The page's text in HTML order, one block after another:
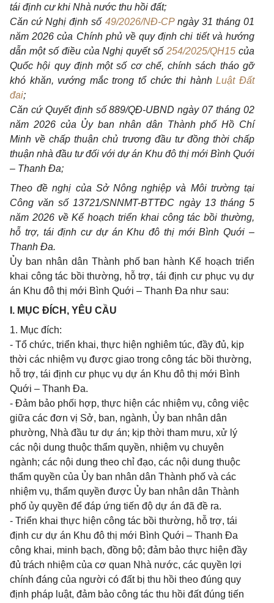
tái định cư khi Nhà nước thu hồi đất;
Căn cứ Nghị định số 49/2026/NĐ-CPngày 31 tháng 01
năm 2026 của Chính phủ về quy định chi tiết và hướng
dẫn một số điều của Nghị quyết số254/2025/QH15 của
Quốc hội quy định một số cơ chế, chính sách tháo gỡ
khó khăn, vướng mắc trong tổ chức thi hànhLuật Đất
đai;
Căn cứ Quyết định số 889/QĐ-UBND ngày 07 tháng 02
năm 2026 của Ủy ban nhân dân Thành phố Hồ Chí
Minh về chấp thuận chủ trương đầu tư đồng thời chấp
thuận nhà đầu tư đối với dự án Khu đô thị mới Bình Quới
– Thanh Đa;
Theo đề nghị của Sở Nông nghiệp và Môi trường tại
Công văn số 13721/SNNMT-BTTĐC ngày 13 tháng 5
năm 2026 về Kế hoạch triển khai công tác bồi thường,
hỗ trợ, tái định cư dự án Khu đô thị mới Bình Quới –
Thanh Đa.
Ủy ban nhân dân Thành phố ban hành Kế hoạch triển
khai công tác bồi thường, hỗ trợ, tái định cư phục vụ dự
án Khu đô thị mới Bình Quới – Thanh Đa như sau:
I. MỤC ĐÍCH, YÊU CẦU
1. Mục đích:
- Tổ chức, triển khai, thực hiện nghiêm túc, đầy đủ, kịp
thời các nhiệm vụ được giao trong công tác bồi thường,
hỗ trợ, tái định cư phục vụ dự án Khu đô thị mới Bình
Quới – Thanh Đa.
- Đảm bảo phối hợp, thực hiện các nhiệm vụ, công việc
giữa các đơn vị Sở, ban, ngành, Ủy ban nhân dân
phường, Nhà đầu tư dự án; kịp thời tham mưu, xử lý
các nội dung thuộc thẩm quyền, nhiệm vụ chuyên
ngành; các nội dung theo chỉ đạo, các nội dung thuộc
thẩm quyền của Ủy ban nhân dân Thành phố và các
nhiệm vụ, thẩm quyền được Ủy ban nhân dân Thành
phố ủy quyền để đáp ứng tiến độ dự án đã đề ra.
- Triển khai thực hiện công tác bồi thường, hỗ trợ, tái
định cư dự án Khu đô thị mới Bình Quới – Thanh Đa
công khai, minh bạch, đồng bộ; đảm bảo thực hiện đầy
đủ trách nhiệm của cơ quan Nhà nước, các quyền lợi
chính đáng của người có đất bị thu hồi theo đúng quy
định pháp luật, đảm bảo công tác thu hồi đất đúng tiến